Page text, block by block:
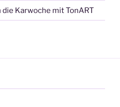
Karwoche mit TonART